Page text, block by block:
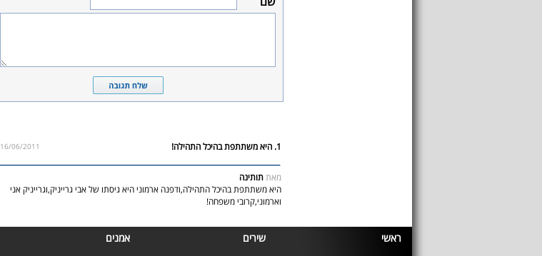
1. היא משתתפת בהיכל התהילה! 16/06/2011 - 20:22
מאתתותינה
היא משתתפת בהיכל התהילה,ודפנה ארמוני היא גיסתו של אבי גרייניק,וגרייניק אני
וארמוני,קרובי משפחה!
ראשי שירים אמנים